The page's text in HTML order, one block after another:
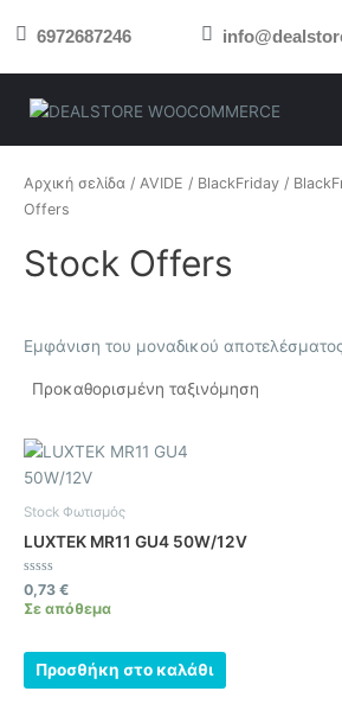
στο 6972687246
Αρχική σελίδα / AVIDE / BlackFriday /
Offers
Stock Offers
Εμφάνιση του μοναδικού
Stock Φωτισμός
LUXTEK MR11 GU4 50W/12V
Βαθμολογήθηκε
με
0
0,73 €
Σε απόθεμα
Προσθήκη στο καλάθι